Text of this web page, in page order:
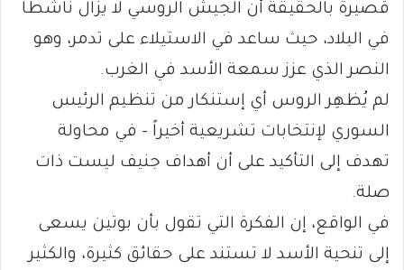
قصيرة بالحقيقة أن الجيش الروسي لا يزال ناشطاً
في البلاد، حيث ساعد في الاستيلاء على تدمر، وهو
النصر الذي عزز سمعة الأسد في الغرب.
لم يُظهِر الروس أي إستنكار من تنظيم الرئيس
السوري لإنتخابات تشريعية أخيراً – في محاولة
تهدف إلى التأكيد على أن أهداف جنيف ليست ذات
صلة.
في الواقع، إن الفكرة التي تقول بأن بوتين يسعى
إلى تنحية الأسد لا تستند على حقائق كثيرة، والكثير